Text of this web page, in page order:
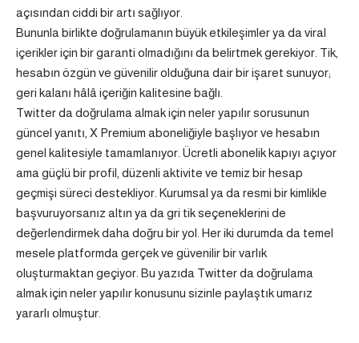
açısından ciddi bir artı sağlıyor.
Bununla birlikte doğrulamanın büyük etkileşimler ya da viral
içerikler için bir garanti olmadığını da belirtmek gerekiyor. Tik,
hesabın özgün ve güvenilir olduğuna dair bir işaret sunuyor;
geri kalanı hâlâ içeriğin kalitesine bağlı.
Twitter da doğrulama almak için neler yapılır sorusunun
güncel yanıtı, X Premium aboneliğiyle başlıyor ve hesabın
genel kalitesiyle tamamlanıyor. Ücretli abonelik kapıyı açıyor
ama güçlü bir profil, düzenli aktivite ve temiz bir hesap
geçmişi süreci destekliyor. Kurumsal ya da resmi bir kimlikle
başvuruyorsanız altın ya da gri tik seçeneklerini de
değerlendirmek daha doğru bir yol. Her iki durumda da temel
mesele platformda gerçek ve güvenilir bir varlık
oluşturmaktan geçiyor. Bu yazıda Twitter da doğrulama
almak için neler yapılır konusunu sizinle paylaştık umarız
yararlı olmuştur.